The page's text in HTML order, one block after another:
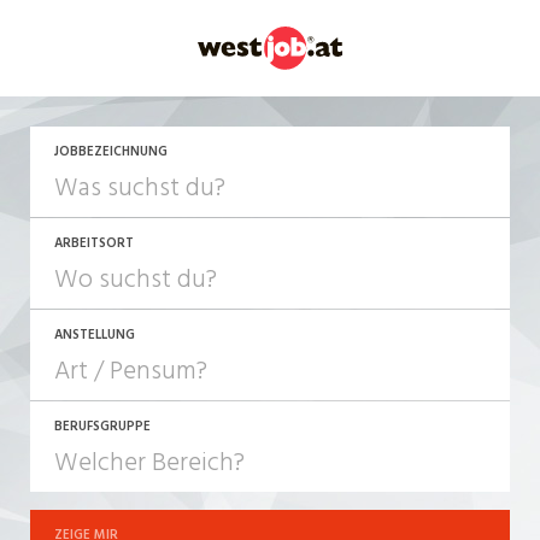
JOBBEZEICHNUNG
ARBEITSORT
ANSTELLUNG
JOB-TYP
Festanstellung
BERUFSGRUPPE
ZEIGE MIR